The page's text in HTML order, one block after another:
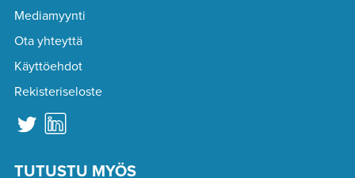
Mediamyynti
Ota yhteyttä
Käyttöehdot
Rekisteriseloste
TUTUSTU MYÖS